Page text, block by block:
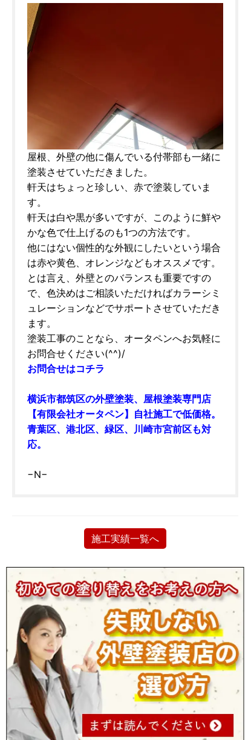
屋根、外壁の他に傷んでいる付帯部も一緒に
塗装させていただきました。
軒天はちょっと珍しい、赤で塗装していま
す。
軒天は白や黒が多いですが、このように鮮や
かな色で仕上げるのも1つの方法です。
他にはない個性的な外観にしたいという場合
は赤や黄色、オレンジなどもオススメです。
とは言え、外壁とのバランスも重要ですの
で、色決めはご相談いただければカラーシミ
ュレーションなどでサポートさせていただき
ます。
塗装工事のことなら、オータペンへお気軽に
お問合せください(^^)/
お問合せはコチラ
横浜市都筑区の外壁塗装、屋根塗装専門店
【有限会社オータペン】自社施工で低価格。
青葉区、港北区、緑区、川崎市宮前区も対
応。
−N−
施工実績一覧へ